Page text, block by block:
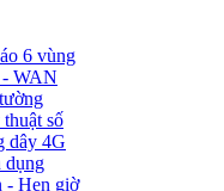
6 vùng
WAN
số
dây 4G
dụng
- Hẹn giờ